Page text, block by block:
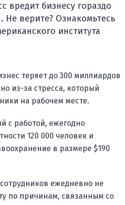
вредит бизнесу гораздо
Не верите? Ознакомьтесь
института
теряет до 300 миллиардов
из-за стресса, который
на рабочем месте.
с работой, ежегодно
120 000 человек и
в размере $190
ежедневно не
по причинам, связанным со